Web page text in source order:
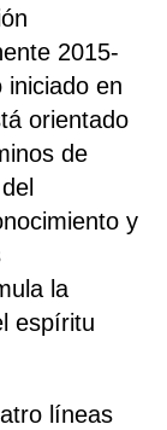
2015-
iniciado en
orientado
de
y
la
espíritu
líneas